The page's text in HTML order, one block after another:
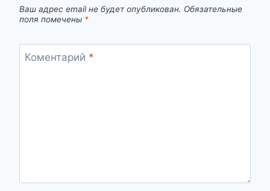
Ваш адрес email не будет опубликован. Обязательные
поля помечены *
Коментарий *